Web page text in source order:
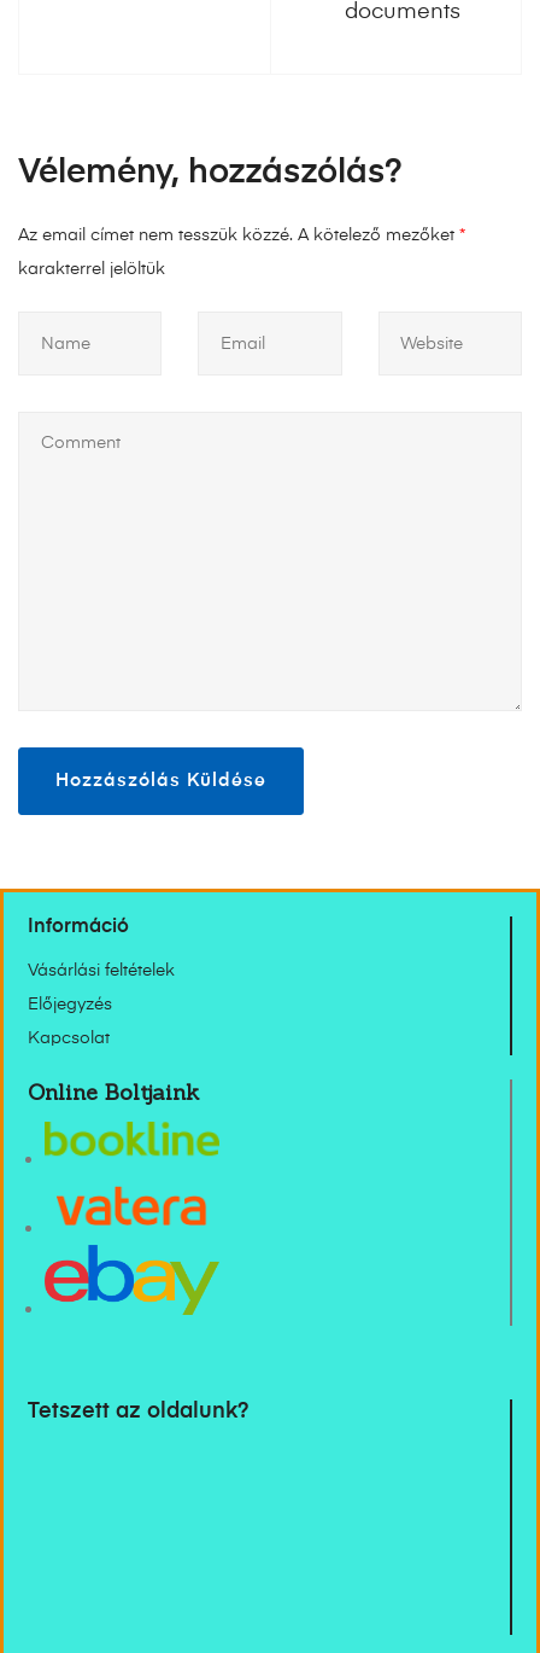
documents
Vélemény, hozzászólás?
Az email címet nem tesszük közzé. A kötelező mezőket *
karakterrel jelöltük
Információ
Vásárlási feltételek
Előjegyzés
Kapcsolat
Online Boltjaink
Tetszett az oldalunk?